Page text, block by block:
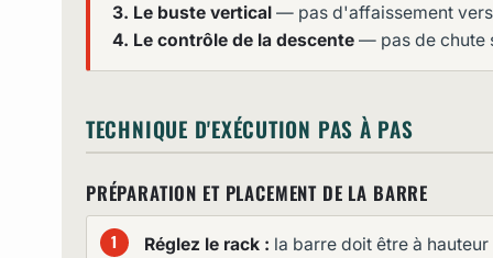
3. Le buste vertical— pas d'affaissement
4. Le contrôle de la descente— pas de chute
TECHNIQUE D'EXÉCUTION PAS À PAS
PRÉPARATION ET PLACEMENT DE LA BARRE
Réglez le rack : la barre doit être à